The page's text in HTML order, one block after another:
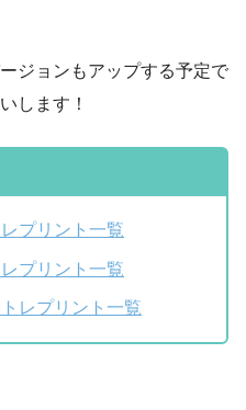
ジョンもアップする予定で
します！
プリント一覧
プリント一覧
レプリント一覧